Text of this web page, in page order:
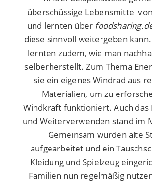
überschüssige Lebensmittel
und lernten über
diese sinnvoll weitergeben
lernten zudem, wie man
selberherstellt. Zum Thema
sie ein eigenes Windrad aus
Materialien, um zu
Windkraft funktioniert. Auch das
und Weiterverwenden stand im
Gemeinsam wurden alte
aufgearbeitet und ein
Kleidung und Spielzeug
Familien nun regelmäßig